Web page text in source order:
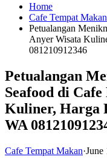
Home
Cafe Tempat Makan
Petualangan
Anyer Wisata
081210912346
Petualangan
Seafood di
Kuliner, Harga
WA
Cafe Tempat Makan·June